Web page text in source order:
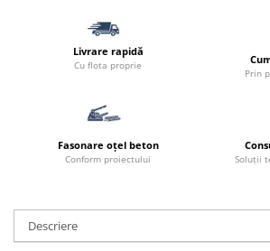
vopsele si lacuri
Livrare rapidă
Cu flota proprie
Prin
Fasonare oțel beton
Conform proiectului Soluții
Descriere